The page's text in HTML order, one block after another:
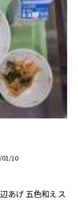
01/10
あげ 五色和え ス